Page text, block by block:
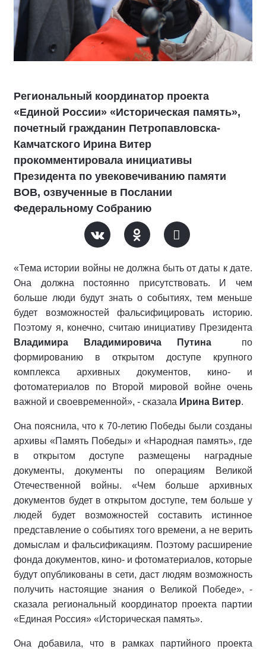
Региональный координатор проекта
«Единой России» «Историческая память»,
почетный гражданин Петропавловска-
Камчатского Ирина Витер
прокомментировала инициативы
Президента по увековечиванию памяти
ВОВ, озвученные в Послании
Федеральному Собранию
«Тема истории войны не должна быть от даты к дате.
Она должна постоянно присутствовать. И чем
больше люди будут знать о событиях, тем меньше
будет возможностей фальсифицировать историю.
Поэтому я, конечно, считаю инициативу Президента
Владимира Владимировича Путинапо
формированию в открытом доступе крупного
комплекса архивных документов, кино- и
фотоматериалов по Второй мировой войне очень
важной и своевременной», - сказала Ирина Витер.
Она пояснила, что к 70-летию Победы были созданы
архивы «Память Победы» и «Народная память», где
в открытом доступе размещены наградные
документы, документы по операциям Великой
Отечественной войны. «Чем больше архивных
документов будет в открытом доступе, тем больше у
людей будет возможностей составить истинное
представление о событиях того времени, а не верить
домыслам и фальсификациям. Поэтому расширение
фонда документов, кино- и фотоматериалов, которые
будут опубликованы в сети, даст людям возможность
получить настоящие знания о Великой Победе», -
сказала региональный координатор проекта партии
«Единая Россия» «Историческая память».
Она добавила, что в рамках партийного проекта